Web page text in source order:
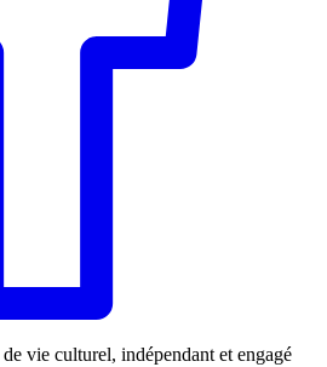
vie culturel, indépendant et engagé